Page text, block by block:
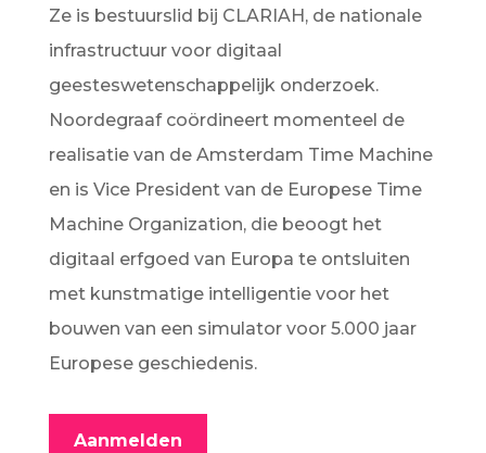
Ze is bestuurslid bij CLARIAH, de nationale
infrastructuur voor digitaal
geesteswetenschappelijk onderzoek.
Noordegraaf coördineert momenteel de
realisatie van de Amsterdam Time Machine
en is Vice President van de Europese Time
Machine Organization, die beoogt het
digitaal erfgoed van Europa te ontsluiten
met kunstmatige intelligentie voor het
bouwen van een simulator voor 5.000 jaar
Europese geschiedenis.
Aanmelden